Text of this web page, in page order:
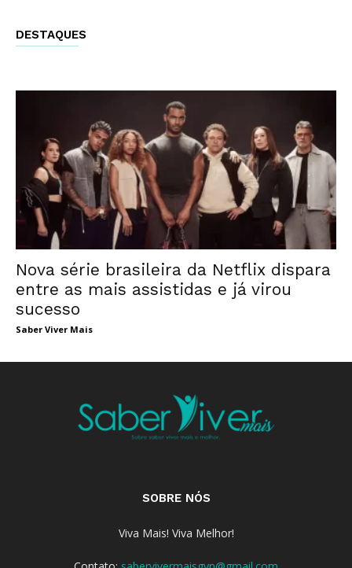
DESTAQUES
Nova série brasileira da Netflix dispara
entre as mais assistidas e já virou
sucesso
Saber Viver Mais
SOBRE NÓS
Viva Mais! Viva Melhor!